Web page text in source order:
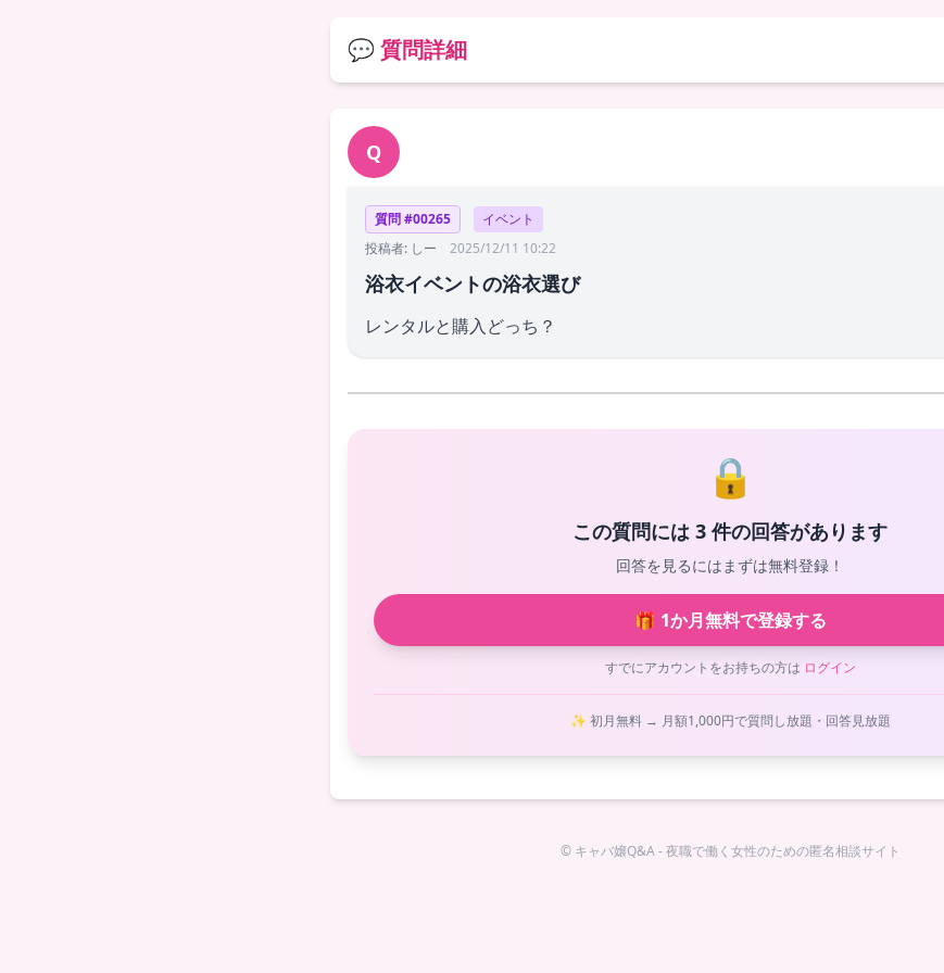
💬 質問詳細
Q
質問 #00265
イベント
投稿者: しー
2025/12/11 10:22
浴衣イベントの浴衣選び
レンタルと購入どっち？
🔒
この質問には 3 件の回答があります
回答を見るにはまずは無料登録！
🎁 1か月無料で登録する
すでにアカウントをお持ちの方は ログイン
✨ 初月無料 → 月額1,000円で質問し放題・回答見放題
© キャバ嬢Q&A - 夜職で働く女性のための匿名相談サイト